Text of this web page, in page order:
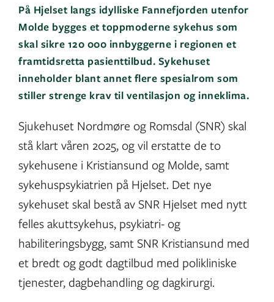
På Hjelset langs idylliske Fannefjorden utenfor
Molde bygges et toppmoderne sykehus som
skal sikre 120 000 innbyggerne i regionen et
framtidsretta pasienttilbud. Sykehuset
inneholder blant annet flere spesialrom som
stiller strenge krav til ventilasjon og inneklima.
Sjukehuset Nordmøre og Romsdal (SNR) skal
stå klart våren 2025, og vil erstatte de to
sykehusene i Kristiansund og Molde, samt
sykehuspsykiatrien på Hjelset. Det nye
sykehuset skal bestå av SNR Hjelset med nytt
felles akuttsykehus, psykiatri- og
habiliteringsbygg, samt SNR Kristiansund med
et bredt og godt dagtilbud med polikliniske
tjenester, dagbehandling og dagkirurgi.